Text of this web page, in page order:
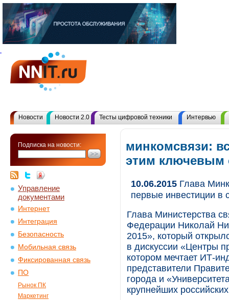
Новости Новости 2.0 Тесты цифровой техники Интервью
Подписка на новости:
Управление
документами
Интернет
Интеграция
Безопасность
Мобильная связь
Фиксированная связь
ПО
Рынок ПК
Маркетинг
минкомсвязи:
этим ключевым
10.06.2015 Глава
первые инвестиции в
Глава Министерства
Федерации Николай
2015», который
в дискуссии «Центры
котором мечтает ИТ-
представители
города и
крупнейших